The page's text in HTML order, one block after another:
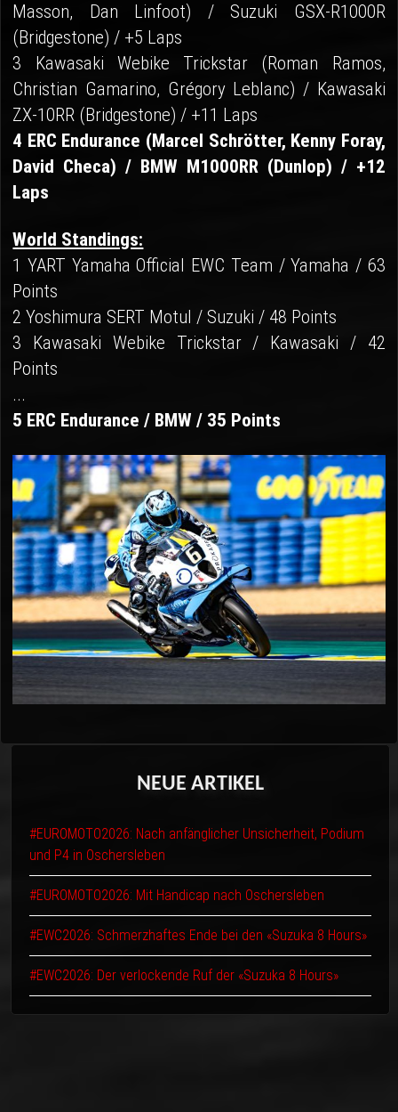
Masson, Dan Linfoot) / Suzuki GSX-R1000R
(Bridgestone) / +5 Laps
3 Kawasaki Webike Trickstar (Roman Ramos,
Christian Gamarino, Grégory Leblanc) / Kawasaki
ZX-10RR (Bridgestone) / +11 Laps
4 ERC Endurance (Marcel Schrötter, Kenny Foray,
David Checa) / BMW M1000RR (Dunlop) / +12
Laps
World Standings:
1 YART Yamaha Official EWC Team / Yamaha / 63
Points
2 Yoshimura SERT Motul / Suzuki / 48 Points
3 Kawasaki Webike Trickstar / Kawasaki / 42
Points
...
5 ERC Endurance / BMW / 35 Points
NEUE ARTIKEL
#EUROMOTO2026: Nach anfänglicher Unsicherheit, Podium
und P4 in Oschersleben
#EUROMOTO2026: Mit Handicap nach Oschersleben
#EWC2026: Schmerzhaftes Ende bei den «Suzuka 8 Hours»
#EWC2026: Der verlockende Ruf der «Suzuka 8 Hours»